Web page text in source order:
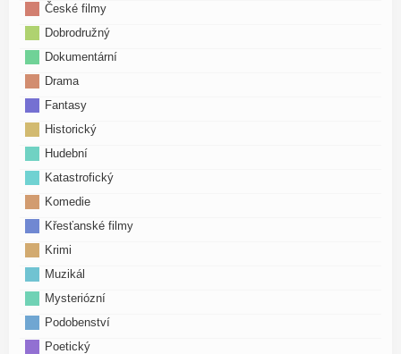
České filmy
Dobrodružný
Dokumentární
Drama
Fantasy
Historický
Hudební
Katastrofický
Komedie
Křesťanské filmy
Krimi
Muzikál
Mysteriózní
Podobenství
Poetický